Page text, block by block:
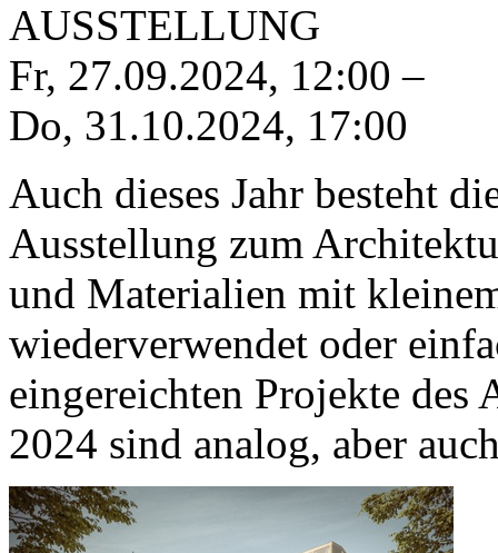
AUSSTELLUNG
Fr, 27.09.2024, 12:00 –
Do, 31.10.2024, 17:00
Auch dieses Jahr besteht
Ausstellung zum
und Materialien mit
wiederverwendet oder
eingereichten Projekte des
2024 sind analog, aber